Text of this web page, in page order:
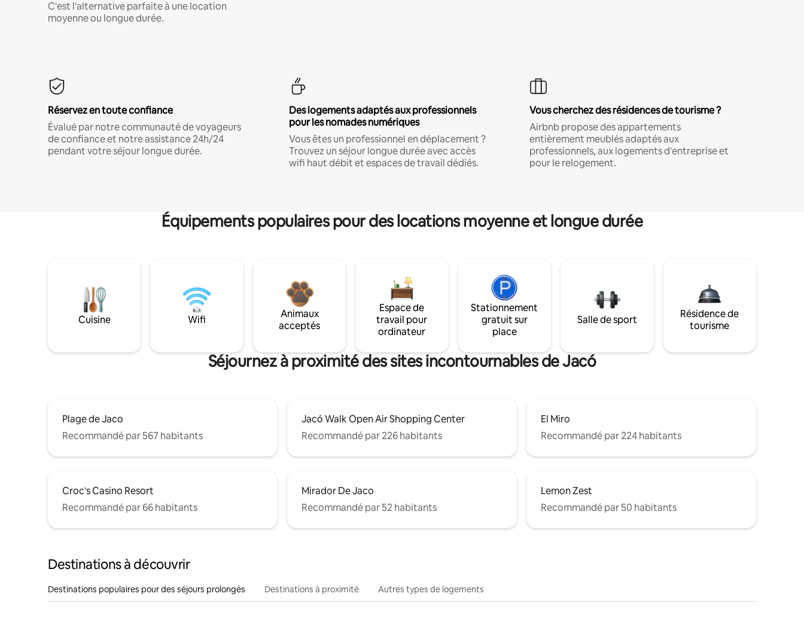
C'est l'alternative parfaite à une location
moyenne ou longue durée.
Réservez en toute confiance
Évalué par notre communauté de voyageurs
de confiance et notre assistance 24h/24
pendant votre séjour longue durée.
Des logements adaptés aux professionnels
pour les nomades numériques
Vous êtes un professionnel en déplacement ?
Trouvez un séjour longue durée avec accès
wifi haut débit et espaces de travail dédiés.
Vous cherchez des résidences de tourisme ?
Airbnb propose des appartements
entièrement meublés adaptés aux
professionnels, aux logements d'entreprise et
pour le relogement.
Équipements populaires pour des locations moyenne et longue durée
Cuisine Wifi
Animaux
acceptés
Espace de
travail pour
ordinateur
Stationnement
gratuit sur
place
Salle de sport
Résidence de
tourisme
Séjournez à proximité des sites incontournables de Jacó
Plage de Jaco
Recommandé par 567 habitants
Jacó Walk Open Air Shopping Center
Recommandé par 226 habitants
El Miro
Recommandé par 224 habitants
Croc's Casino Resort
Recommandé par 66 habitants
Mirador De Jaco
Recommandé par 52 habitants
Lemon Zest
Recommandé par 50 habitants
Destinations à découvrir
Destinations populaires pour des séjours prolongés Destinations à proximité Autres types de logements